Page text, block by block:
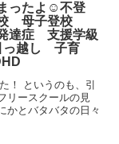
ったよ☺︎不登
校 母子登校
達症 支援学級
越し 子育
！ というのも、引
リースクールの見
かとバタバタの日々